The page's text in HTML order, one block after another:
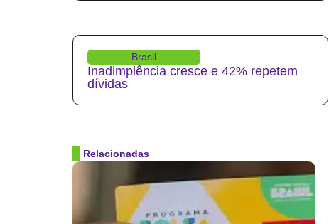
Brasil
Inadimplência cresce e 42% repetem
dívidas
Relacionadas